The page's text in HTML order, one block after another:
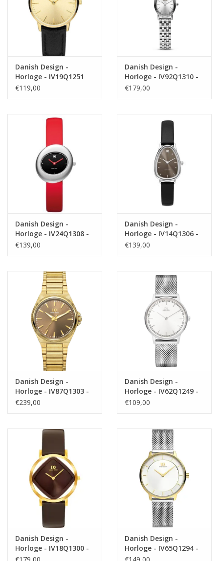
Danish Design -
Horloge - IV19Q1251
€119,00
Danish Design -
Horloge - IV92Q1310 -
Eloise Link
€179,00
Danish Design -
Horloge - IV24Q1308 -
Issten Red
€139,00
Danish Design -
Horloge - IV14Q1306 -
Fjordsten Taupe
€139,00
Danish Design -
Horloge - IV87Q1303 -
DKx Pro
€239,00
Danish Design -
Horloge - IV62Q1249 -
Vigelsø
€109,00
Danish Design -
Horloge - IV18Q1300 -
Square
Danish Design -
Horloge - IV65Q1294 -
Lana